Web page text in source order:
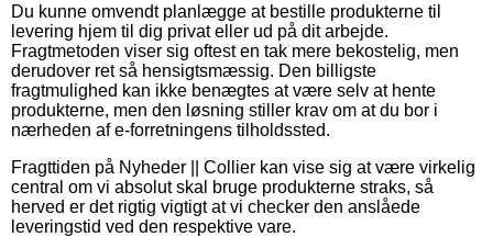
Du kunne omvendt planlægge at bestille produkterne til
levering hjem til dig privat eller ud på dit arbejde.
Fragtmetoden viser sig oftest en tak mere bekostelig, men
derudover ret så hensigtsmæssig. Den billigste
fragtmulighed kan ikke benægtes at være selv at hente
produkterne, men den løsning stiller krav om at du bor i
nærheden af e-forretningens tilholdssted.
Fragttiden på Nyheder || Collier kan vise sig at være virkelig
central om vi absolut skal bruge produkterne straks, så
herved er det rigtig vigtigt at vi checker den anslåede
leveringstid ved den respektive vare.